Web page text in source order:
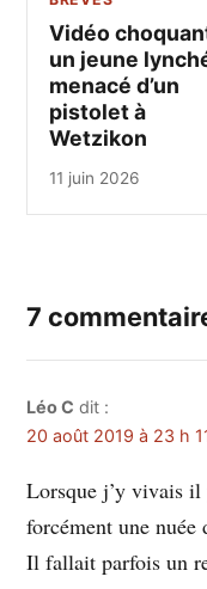
Vidéo
un jeune
menacé d’un
pistolet à
Wetzikon
11 juin 2026
7
Léo C dit :
20 août 2019 à 23 h
Lorsque j’y vivais il
forcément une nuée
Il fallait parfois un